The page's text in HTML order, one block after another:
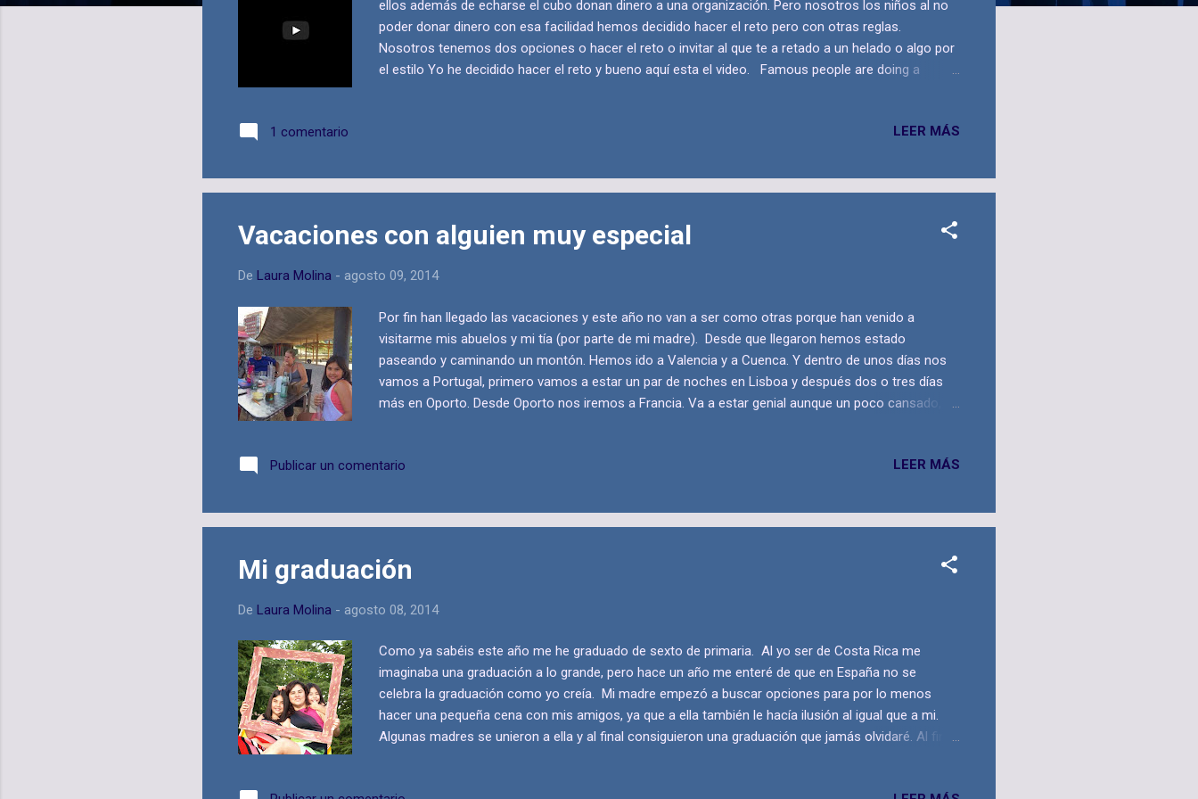
ellos además de echarse el cubo donan dinero a una organización. Pero nosotros los niños al no
poder donar dinero con esa facilidad hemos decidido hacer el reto pero con otras reglas.
Nosotros tenemos dos opciones o hacer el reto o invitar al que te a retado a un helado o algo por
el estilo Yo he decidido hacer el reto y bueno aquí esta el video. Famous people are doing a
to do the challenge but with other rules. We have two options, do the challenge or invite the person
1 comentario LEER MÁS
Vacaciones con alguien muy especial
De Laura Molina - agosto 09, 2014
Por fin han llegado las vacaciones y este año no van a ser como otras porque han venido a
visitarme mis abuelos y mi tía (por parte de mi madre). Desde que llegaron hemos estado
paseando y caminando un montón. Hemos ido a Valencia y a Cuenca. Y dentro de unos días nos
vamos a Portugal, primero vamos a estar un par de noches en Lisboa y después dos o tres días
más en Oporto. Desde Oporto nos iremos a Francia. Va a estar genial aunque un poco cansado,
Publicar un comentario LEER MÁS
Mi graduación
De Laura Molina - agosto 08, 2014
Como ya sabéis este año me he graduado de sexto de primaria. Al yo ser de Costa Rica me
imaginaba una graduación a lo grande, pero hace un año me enteré de que en España no se
celebra la graduación como yo creía. Mi madre empezó a buscar opciones para por lo menos
hacer una pequeña cena con mis amigos, ya que a ella también le hacía ilusión al igual que a mi.
Algunas madres se unieron a ella y al final consiguieron una graduación que jamás olvidaré. Al final